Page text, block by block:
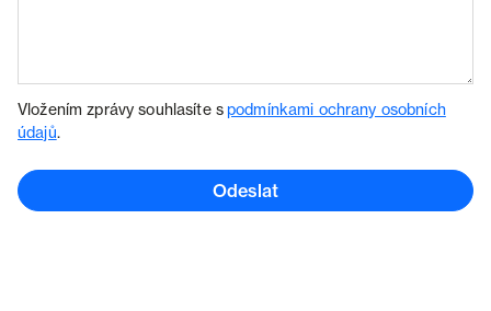
Vložením zprávy souhlasíte spodmínkami ochrany osobních
údajů.
Odeslat